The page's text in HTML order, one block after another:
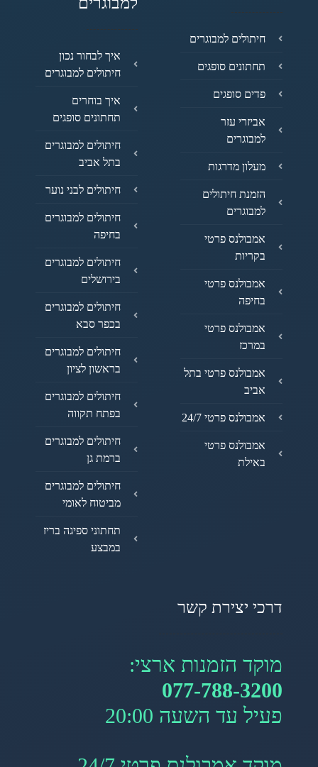
חיתולים למבוגרים
תחתונים סופגים
פדים סופגים
אביזרי עזר
למבוגרים
מעלון מדרגות
הזמנת חיתולים
למבוגרים
אמבולנס פרטי
בקריות
אמבולנס פרטי
בחיפה
אמבולנס פרטי
במרכז
אמבולנס פרטי בתל
אביב
אמבולנס פרטי 24/7
אמבולנס פרטי
באילת
איך לבחור נכון
חיתולים למבוגרים
איך בוחרים
תחתונים סופגים
חיתולים למבוגרים
בתל אביב
חיתולים לבני נוער
חיתולים למבוגרים
בחיפה
חיתולים למבוגרים
בירושלים
חיתולים למבוגרים
בכפר סבא
חיתולים למבוגרים
בראשון לציון
חיתולים למבוגרים
בפתח תקווה
חיתולים למבוגרים
ברמת גן
חיתולים למבוגרים
מביטוח לאומי
תחתוני ספיגה בריז
במבצע
דרכי יצירת קשר
מוקד הזמנות ארצי:
077-788-3200
פעיל עד השעה 20:00